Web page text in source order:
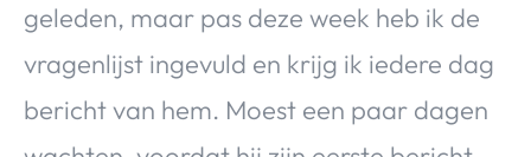
Food & Drinks Health & Beauty Gadgets
Huis & Tuin
Travel
Lifestyle
geleden, maar pas deze week heb ik de
vragenlijst ingevuld en krijg ik iedere dag
bericht van hem. Moest een paar dagen